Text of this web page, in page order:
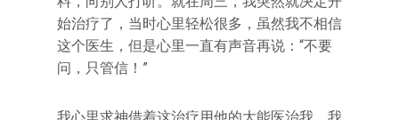
始治疗了，当时心里轻松很多，虽然我不相信
这个医生，但是心里一直有声音再说：“不要
问，只管信！”